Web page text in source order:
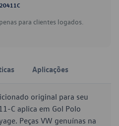
para clientes logados.
Aplicações
original para seu
C aplica em Gol Polo
Peças VW genuínas na